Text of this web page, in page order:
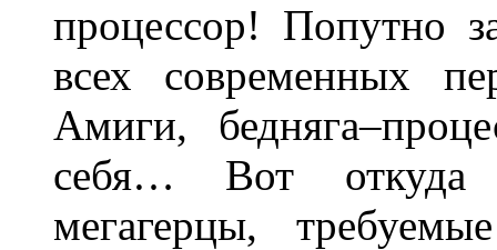
процессор! Попутно
всех современных
Амиги,
себя… Вот откуда
мегагерцы,